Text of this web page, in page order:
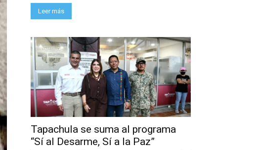
Leer más
Tapachula se suma al programa
“Sí al Desarme, Sí a la Paz”